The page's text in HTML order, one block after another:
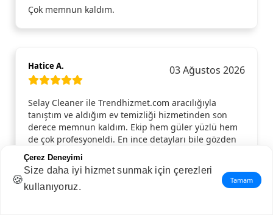
Çok memnun kaldım.
Hatice A. 03 Ağustos 2026
Selay Cleaner ile Trendhizmet.com aracılığıyla
tanıştım ve aldığım ev temizliği hizmetinden son
derece memnun kaldım. Ekip hem güler yüzlü hem
de çok profesyoneldi. En ince detayları bile gözden
kaçırmadan evi baştan aşağı temizlediler. Evin her
köşesi ışıl ışıl oldu, özellikle mutfak ve banyodaki
temizlikleri takdire şayandı. Böyle kaliteli bir hizmet
almak beni gerçekten mutlu etti. Selay Cleaner
🍪
Çerez Deneyimi
Size daha iyi hizmet sunmak için çerezleri
kullanıyoruz.
Tamam